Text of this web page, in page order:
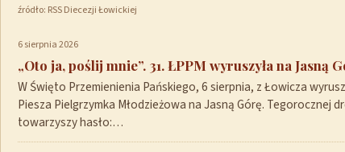
źródło: RSS Diecezji Łowickiej
6 sierpnia 2026
„Oto ja, poślij mnie”. 31. ŁPPM wyruszyła na Jasną
W Święto Przemienienia Pańskiego, 6 sierpnia, z Łowicza
Piesza Pielgrzymka Młodzieżowa na Jasną Górę. Tegorocznej
towarzyszy hasło:…